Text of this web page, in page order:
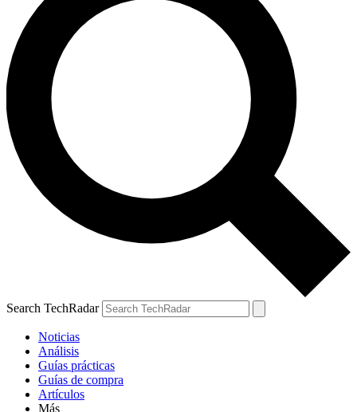
Search TechRadar
Noticias
Análisis
Guías prácticas
Guías de compra
Artículos
Más